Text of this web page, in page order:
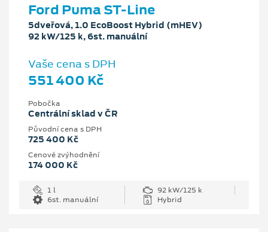
Ford Puma ST-Line
5dveřová, 1.0 EcoBoost Hybrid (mHEV)
92 kW/125 k, 6st. manuální
Vaše cena s DPH
551 400 Kč
Pobočka
Centrální sklad v ČR
Původní cena s DPH
725 400 Kč
Cenové zvýhodnění
174 000 Kč
1 l
92 kW/125 k
6st. manuální
Hybrid